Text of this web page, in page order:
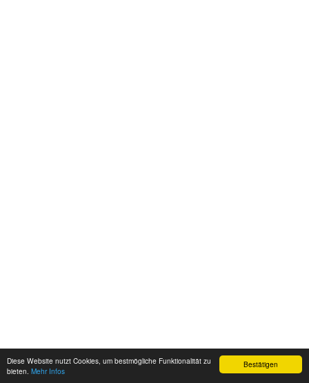
Bestätigen
Diese Website nutzt Cookies, um bestmögliche Funktionalität zu
bieten. Mehr Infos